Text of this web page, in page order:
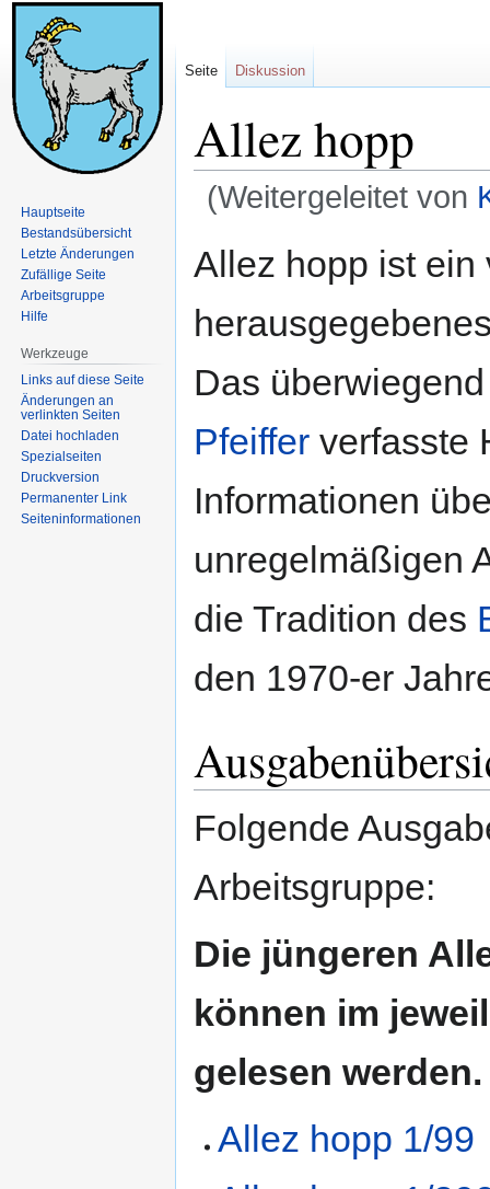
Allez hopp
(Weitergeleitet von
Navigation
Suche
Allez hopp ist ein
Das
Pfeiffer verfasste
Informationen
unregelmäßigen
die Tradition des
den 1970-er
Folgende
Arbeitsgruppe:
Die jüngeren
können im
gelesen werden.
Allez hopp 1/99
Seite Diskussion
Hauptseite
Bestandsübersicht
Letzte Änderungen
Zufällige Seite
Arbeitsgruppe
Hilfe
Werkzeuge
Links auf diese Seite
Änderungen an
verlinkten Seiten
Datei hochladen
Spezialseiten
Druckversion
Permanenter Link
Seiten­informationen